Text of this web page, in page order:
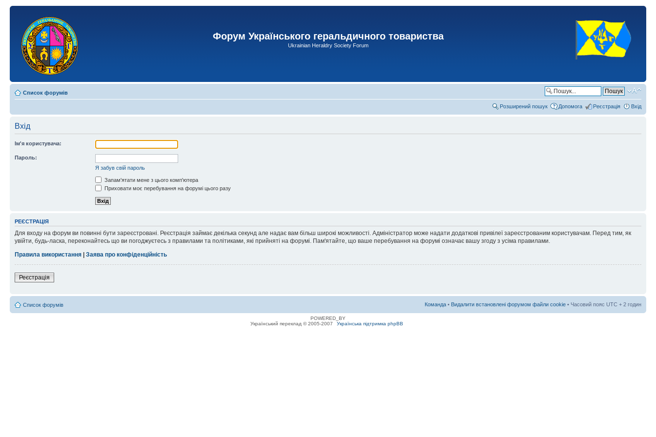
Форум Українського геральдичного товариства
Ukrainian Heraldry Society Forum
Список форумів
Розширений пошук Допомога Реєстрація Вхід
Вхід
Ім'я користувача:
Пароль:
Я забув свій пароль
Запам'ятати мене з цього комп'ютера
Приховати моє перебування на форумі цього разу
РЕЄСТРАЦІЯ
Для входу на форум ви повинні бути зареєстровані. Реєстрація займає декілька секунд але надає вам більш широкі можливості. Адміністратор може надати додаткові привілеї зареєстрованим користувачам. Перед тим, як
увійти, будь-ласка, переконайтесь що ви погоджуєтесь з правилами та політиками, які прийняті на форумі. Пам'ятайте, що ваше перебування на форумі означає вашу згоду з усіма правилами.
Правила використання | Заява про конфіденційність
Реєстрація
Список форумів Команда • Видалити встановлені форумом файли cookie • Часовий пояс UTC + 2 годин
POWERED_BY
Український переклад © 2005-2007
Українська підтримка phpBB